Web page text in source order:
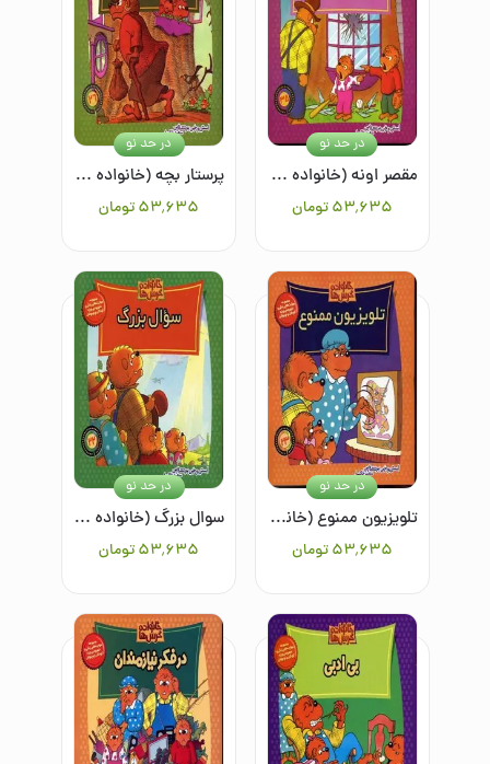
مقصر اونه (خانواده خرس ها 35)
۵۳٬۶۳۵ تومان
در حد نو
پرستار بچه (خانواده خرس ها 26)
۵۳٬۶۳۵تومان
در حد نو
تلویزیون ممنوع (خانواده خرس ها 23)
۵۳٬۶۳۵ تومان
در حد نو
سوال بزرگ (خانواده خرس ها 22)
۵۳٬۶۳۵تومان
در حد نو